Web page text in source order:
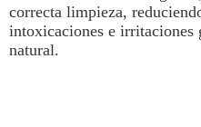
correcta limpieza,
intoxicaciones e irritaciones
natural.